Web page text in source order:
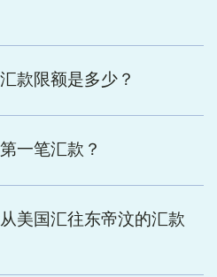
款限额是多少？
一笔汇款？
美国汇往东帝汶的汇款